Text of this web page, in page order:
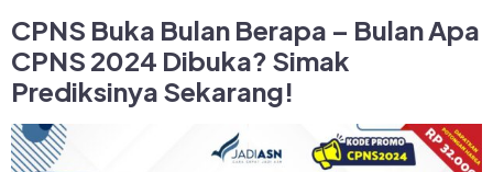
CPNS Buka Bulan Berapa – Bulan Apa
CPNS 2024 Dibuka? Simak
Prediksinya Sekarang!